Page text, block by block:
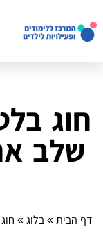
חוג
שלב
דף הבית » בלוג »